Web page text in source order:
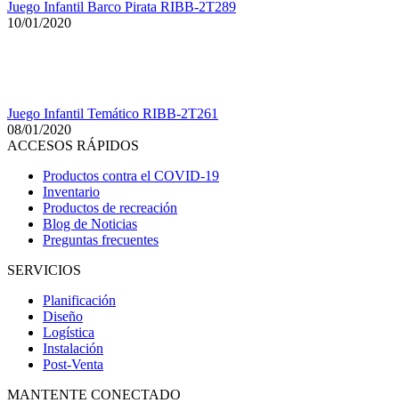
Juego Infantil Barco Pirata RIBB-2T289
10/01/2020
Juego Infantil Temático RIBB-2T261
08/01/2020
ACCESOS RÁPIDOS
Productos contra el COVID-19
Inventario
Productos de recreación
Blog de Noticias
Preguntas frecuentes
SERVICIOS
Planificación
Diseño
Logística
Instalación
Post-Venta
MANTENTE CONECTADO